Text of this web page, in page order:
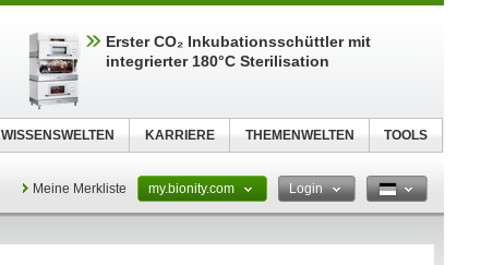
Meine Merkliste my.bionity.com Login
Erster CO₂ Inkubationsschüttler mit
integrierter 180°C Sterilisation
WISSENSWELTEN KARRIERE THEMENWELTEN TOOLS